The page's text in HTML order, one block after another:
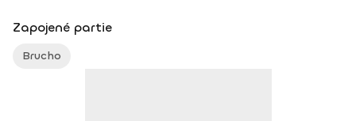
na úroveň kondície. Veríme, že s Domi objavíš v sebe silu,
ktorú si možno ani netušila, že máš. Vzdelanie a kurzy:
02/2024 - Certifikovaný kurz kondičný tréner 1.
Zapojené partie
Brucho